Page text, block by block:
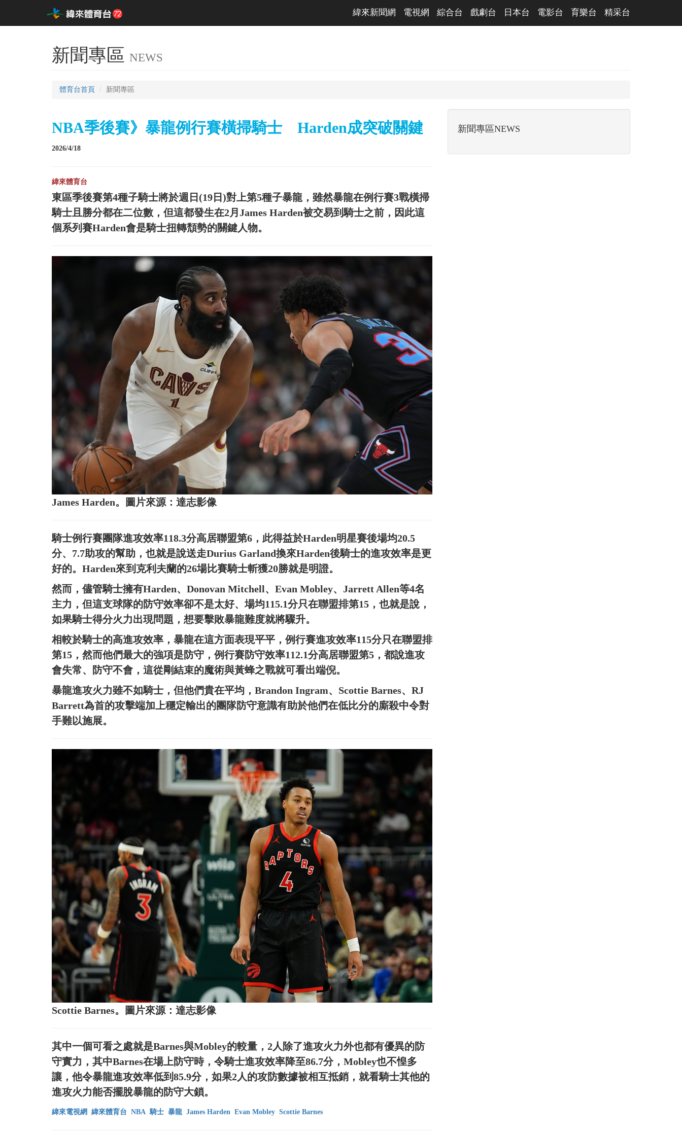
緯來新聞網 電視網 綜合台 戲劇台 日本台 電影台 育樂台 精采台
新聞專區 NEWS
體育台首頁 新聞專區
NBA季後賽》暴龍例行賽橫掃騎士 Harden成突破關鍵
2026/4/18
緯來體育台
東區季後賽第4種子騎士將於週日(19日)對上第5種子暴龍，雖然暴龍在例行賽3戰橫掃
騎士且勝分都在二位數，但這都發生在2月James Harden被交易到騎士之前，因此這
個系列賽Harden會是騎士扭轉頹勢的關鍵人物。
James Harden。圖片來源：達志影像
騎士例行賽團隊進攻效率118.3分高居聯盟第6，此得益於Harden明星賽後場均20.5
分、7.7助攻的幫助，也就是說送走Durius Garland換來Harden後騎士的進攻效率是更
好的。Harden來到克利夫蘭的26場比賽騎士斬獲20勝就是明證。
然而，儘管騎士擁有Harden、Donovan Mitchell、Evan Mobley、Jarrett Allen等4名
主力，但這支球隊的防守效率卻不是太好、場均115.1分只在聯盟排第15，也就是說，
如果騎士得分火力出現問題，想要擊敗暴龍難度就將驟升。
相較於騎士的高進攻效率，暴龍在這方面表現平平，例行賽進攻效率115分只在聯盟排
第15，然而他們最大的強項是防守，例行賽防守效率112.1分高居聯盟第5，都說進攻
會失常、防守不會，這從剛結束的魔術與黃蜂之戰就可看出端倪。
暴龍進攻火力雖不如騎士，但他們貴在平均，Brandon Ingram、Scottie Barnes、RJ
Barrett為首的攻擊端加上穩定輸出的團隊防守意識有助於他們在低比分的廝殺中令對
手難以施展。
Scottie Barnes。圖片來源：達志影像
其中一個可看之處就是Barnes與Mobley的較量，2人除了進攻火力外也都有優異的防
守實力，其中Barnes在場上防守時，令騎士進攻效率降至86.7分，Mobley也不惶多
讓，他令暴龍進攻效率低到85.9分，如果2人的攻防數據被相互抵銷，就看騎士其他的
進攻火力能否擺脫暴龍的防守大鎖。
緯來電視網 緯來體育台 NBA 騎士 暴龍 James Harden Evan Mobley Scottie Barnes
新聞專區NEWS